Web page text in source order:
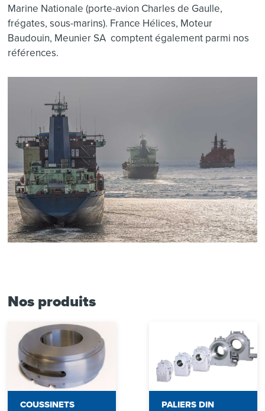
Marine Nationale (porte-avion Charles de Gaulle,
frégates, sous-marins). France Hélices, Moteur
Baudouin, Meunier SA comptent également parmi nos
références.
Nos produits
COUSSINETS PALIERS DIN